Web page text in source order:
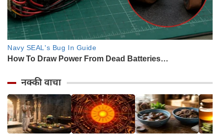
नक्की वाचा